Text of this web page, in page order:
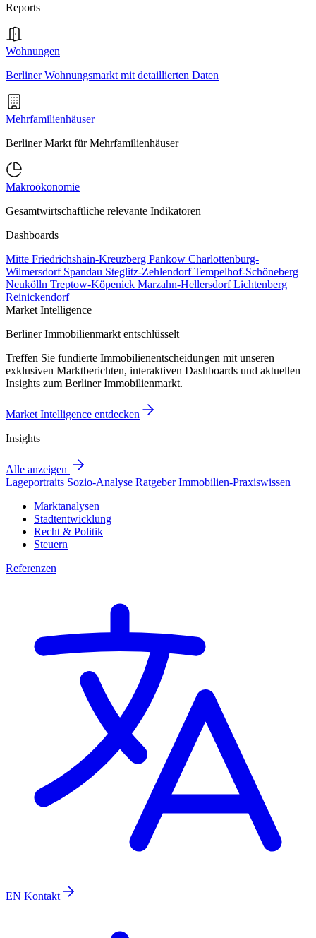
Reports
Wohnungen
Berliner Wohnungsmarkt mit detaillierten Daten
Mehrfamilienhäuser
Berliner Markt für Mehrfamilienhäuser
Makroökonomie
Gesamtwirtschaftliche relevante Indikatoren
Dashboards
Mitte Friedrichshain-Kreuzberg Pankow Charlottenburg-
Wilmersdorf Spandau Steglitz-ZehlendorfTempelhof-Schöneberg
Neukölln Treptow-Köpenick Marzahn-HellersdorfLichtenberg
Reinickendorf
Market Intelligence
Berliner Immobilienmarkt entschlüsselt
Treffen Sie fundierte Immobilienentscheidungen mit unseren
exklusiven Marktberichten, interaktiven Dashboards und aktuellen
Insights zum Berliner Immobilienmarkt.
Market Intelligence entdecken
Insights
Alle anzeigen
Lageportraits Sozio-Analyse RatgeberImmobilien-Praxiswissen
Marktanalysen
Stadtentwicklung
Recht & Politik
Steuern
Referenzen
EN Kontakt